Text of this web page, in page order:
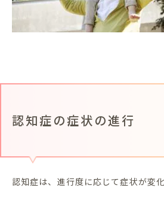
認知症の症状の進行
認知症は、進行度に応じて症状が変